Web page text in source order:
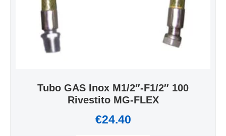
Tubo GAS Inox M1/2″-F1/2″ 100
Rivestito MG-FLEX
€24.40